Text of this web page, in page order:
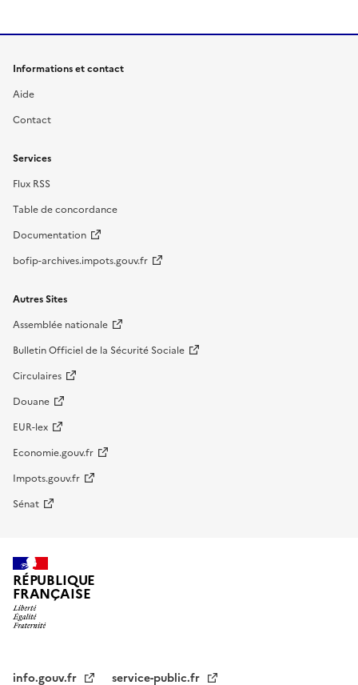
Informations et contact
Aide
Contact
Services
Flux RSS
Table de concordance
Documentation
bofip-archives.impots.gouv.fr
Autres Sites
Assemblée nationale
Bulletin Officiel de la Sécurité Sociale
Circulaires
Douane
EUR-lex
Economie.gouv.fr
Impots.gouv.fr
Sénat
RÉPUBLIQUE
FRANÇAISE
info.gouv.fr service-public.fr